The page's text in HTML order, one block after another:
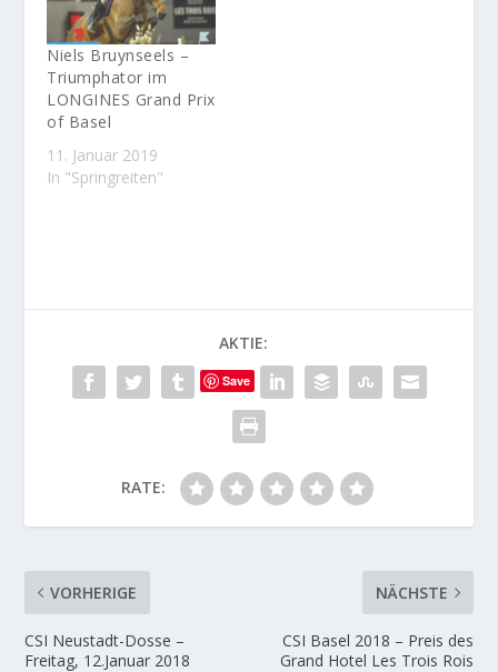
Niels Bruynseels –
Triumphator im
LONGINES Grand Prix
of Basel
11. Januar 2019
In "Springreiten"
AKTIE:
Save
RATE:
VORHERIGE
CSI Neustadt-Dosse –
Freitag, 12.Januar 2018
NÄCHSTE
CSI Basel 2018 – Preis des
Grand Hotel Les Trois Rois